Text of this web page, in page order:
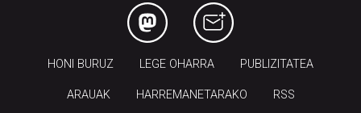
HONI BURUZ LEGE OHARRA PUBLIZITATEA
ARAUAK HARREMANETARAKO RSS